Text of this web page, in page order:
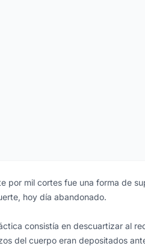
por mil cortes fue una forma de
hoy día abandonado.
consistía en descuartizar al
del cuerpo eran depositados